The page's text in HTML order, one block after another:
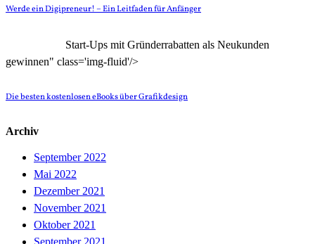
Werde ein Digipreneur! – Ein Leitfaden für Anfänger
Start-Ups mit Gründerrabatten als Neukunden
gewinnen" class='img-fluid'/>
Die besten kostenlosen eBooks über Grafikdesign
Archiv
September 2022
Mai 2022
Dezember 2021
November 2021
Oktober 2021
September 2021